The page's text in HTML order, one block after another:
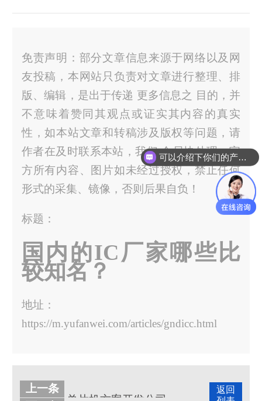
免责声明：部分文章信息来源于网络以及网
友投稿，本网站只负责对文章进行整理、排
版、编辑，是出于传递 更多信息之 目的，并
不意味着赞同其观点或证实其内容的真实
性，如本站文章和转稿涉及版权等问题，请
作者在及时联系本站，我们 会尽快处理。官
方所有内容、图片如未经过授权，禁止任何
形式的采集、镜像，否则后果自负！
标题：
国内的IC厂家哪些比
较知名？
地址：
https://m.yufanwei.com/articles/gndicc.html
返回
上一条
可以介绍下你们的产品么？